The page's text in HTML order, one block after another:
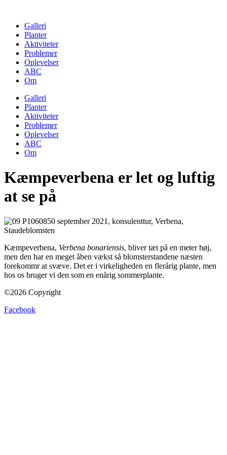
contentGalleri
Planter
Aktiviteter
Problemer
Oplevelser
ABC
Om
Galleri
Planter
Aktiviteter
Problemer
Oplevelser
ABC
Om
Kæmpeverbena er let og luftig
at se på
Kæmpeverbena, Verbena bonariensis, bliver tæt på en meter høj,
men den har en meget åben vækst så blomsterstandene næsten
forekommr at svæve. Det er i virkeligheden en flerårig plante, men
hos os bruger vi den som en enårig sommerplante.
©2026 Copyright
Facebook